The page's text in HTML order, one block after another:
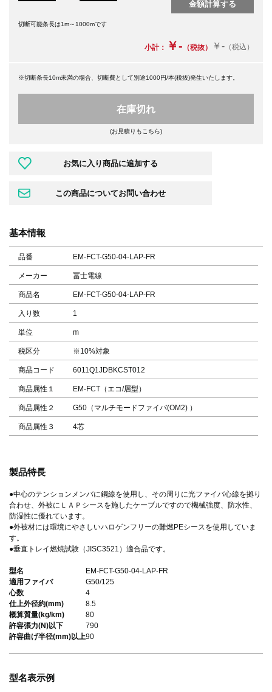
切断可能条長は1m～1000mです
小計： ￥- （税抜） ￥- （税込）
※切断条長10m未満の場合、切断費として別途1000円/本(税抜)発生いたします。
在庫切れ
(お見積りもこちら)
基本情報
品番 EM-FCT-G50-04-LAP-FR
メーカー 冨士電線
商品名 EM-FCT-G50-04-LAP-FR
入り数 1
単位 m
税区分 ※10%対象
商品コード 6011Q1JDBKCST012
商品属性１ EM-FCT（エコ/層型）
商品属性２ G50（マルチモードファイバ(OM2) ）
商品属性３ 4芯
製品特長
●中心のテンションメンバに鋼線を使用し、その周りに光ファイバ心線を拠り
合わせ、外被にＬＡＰシースを施したケーブルですので機械強度、防水性、
防湿性に優れています。
●外被材には環境にやさしいハロゲンフリーの難燃PEシースを使用していま
す。
●垂直トレイ燃焼試験（JISC3521）適合品です。
型名
EM-FCT-G50-04-LAP-FR
適用ファイバ
G50/125
心数
4
仕上外径約(mm)
8.5
概算質量(kg/km)
80
許容張力(N)以下
790
許容曲げ半径(mm)以上90
型名表示例